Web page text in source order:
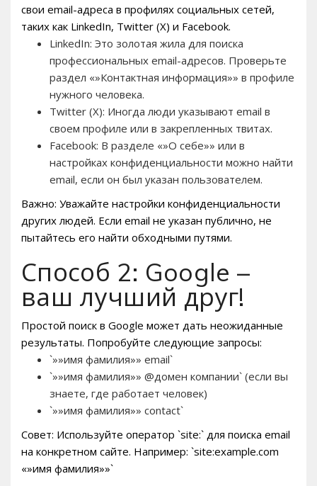
свои email-адреса в профилях социальных сетей,
таких как LinkedIn, Twitter (X) и Facebook.
LinkedIn: Это золотая жила для поиска
профессиональных email-адресов. Проверьте
раздел «»Контактная информация»» в профиле
нужного человека.
Twitter (X): Иногда люди указывают email в
своем профиле или в закрепленных твитах.
Facebook: В разделе «»О себе»» или в
настройках конфиденциальности можно найти
email, если он был указан пользователем.
Важно: Уважайте настройки конфиденциальности
других людей. Если email не указан публично, не
пытайтесь его найти обходными путями.
Способ 2: Google –
ваш лучший друг!
Простой поиск в Google может дать неожиданные
результаты. Попробуйте следующие запросы:
`»»имя фамилия»» email`
`»»имя фамилия»» @домен компании` (если вы
знаете, где работает человек)
`»»имя фамилия»» contact`
Совет: Используйте оператор `site:` для поиска email
на конкретном сайте. Например: `site:example.com
«»имя фамилия»»`